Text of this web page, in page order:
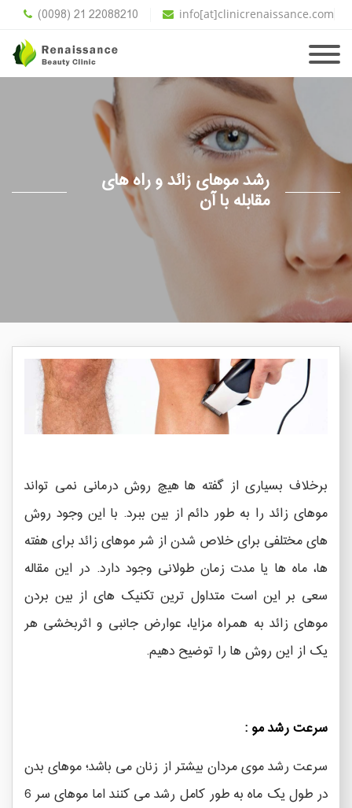
(0098) 21 22088210 info[at]clinicrenaissance.com
رشد موهای زائد و راه های
مقابله با آن
برخلاف بسیاری از گفته ها هیچ روش درمانی نمی تواند
موهای زائد را به طور دائم از بین ببرد. با این وجود روش
های مختلفی برای خلاص شدن از شر موهای زائد برای هفته
ها، ماه ها یا مدت زمان طولانی وجود دارد. در این مقاله
سعی بر این است متداول ترین تکنیک های از بین بردن
موهای زائد به همراه مزایا، عوارض جانبی و اثربخشی هر
یک از این روش ها را توضیح دهیم.
سرعت رشد مو :
سرعت رشد موی مردان بیشتر از زنان می باشد؛ موهای بدن
در طول یک ماه به طور کامل رشد می کنند اما موهای سر 6